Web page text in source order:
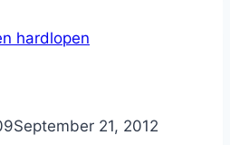
hardlopen
September 21, 2012